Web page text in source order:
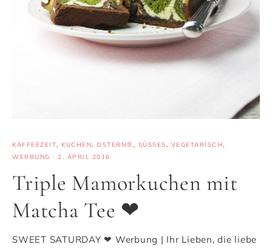
KAFFEEZEIT, KUCHEN, OSTERN🐰 , SÜSSES , VEGETARISCH,
WERBUNG · 2. APRIL 2016
Triple Mamorkuchen mit
Matcha Tee ❤
SWEET SATURDAY ❤ Werbung | Ihr Lieben, die liebe